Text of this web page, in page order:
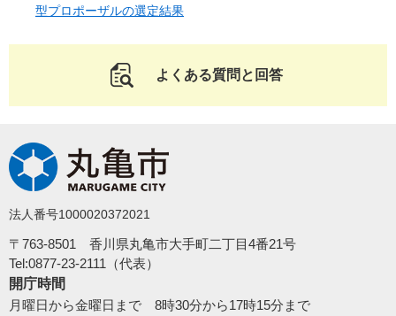
型プロポーザルの選定結果
よくある質問と回答
法人番号1000020372021
〒763-8501 香川県丸亀市大手町二丁目4番21号
Tel:0877-23-2111（代表）
開庁時間
月曜日から金曜日まで 8時30分から17時15分まで